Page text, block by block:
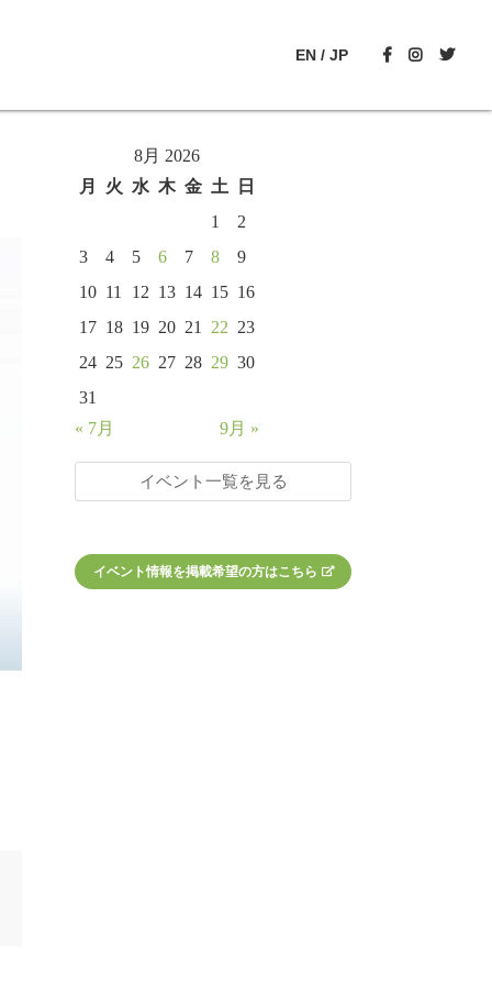
EN / JP
8月 2026
月
火 水 木 金 土
日
1
2
3
4 5 6 7 8
9
10 11 12 13 14 15 16
17 18 19 20 21 22 23
24 25 26 27 28 29 30
31
« 7月
9月 »
イベント一覧を見る
イベント情報を掲載希望の方はこちら